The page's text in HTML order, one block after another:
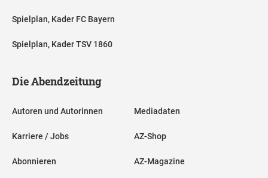
Spielplan, Kader FC Bayern
Spielplan, Kader TSV 1860
Die Abendzeitung
Autoren und Autorinnen
Karriere / Jobs
Abonnieren
Mediadaten
AZ-Shop
AZ-Magazine